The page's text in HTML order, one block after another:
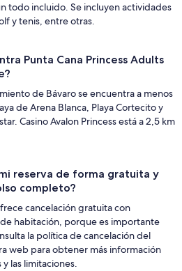
todo incluido. Se incluyen actividades
y tenis, entre otras.
Punta Cana Princess Adults
de Bávaro se encuentra a menos
de Arena Blanca, Playa Cortecito y
Casino Avalon Princess está a 2,5 km
reserva de forma gratuita y
completo?
cancelación gratuita con
habitación, porque es importante
la política de cancelación del
web para obtener más información
las limitaciones.